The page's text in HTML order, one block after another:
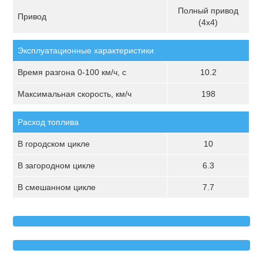
Привод
Полный привод
(4х4)
Эксплуатационные характеристики
Время разгона 0-100 км/ч, с 10.2
Максимальная скорость, км/ч 198
Расход топлива
В городском цикле 10
В загородном цикле 6.3
В смешанном цикле 7.7